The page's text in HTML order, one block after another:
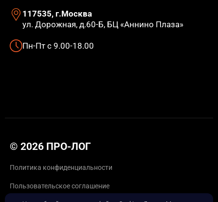
117535, г.Москва
ул. Дорожная, д.60-Б, БЦ «Аннино Плаза»
Пн-Пт с 9.00-18.00
© 2026 ПРО-ЛОГ
Политика конфиденциальности
Пользовательское соглашение